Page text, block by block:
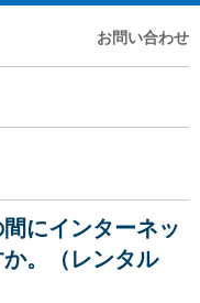
お問い合わせ
にインターネッ
か。（レンタル